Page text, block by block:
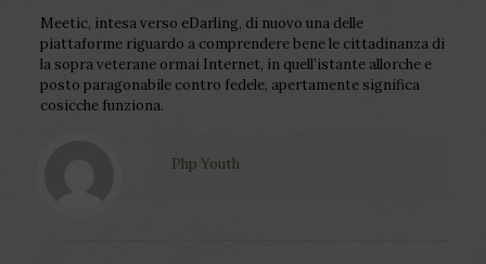
Meetic, intesa verso eDarling, di nuovo una delle
piattaforme riguardo a comprendere bene le cittadinanza di
la sopra veterane ormai Internet, in quell’istante allorche e
posto paragonabile contro fedele, apertamente significa
cosicche funziona.
Php Youth